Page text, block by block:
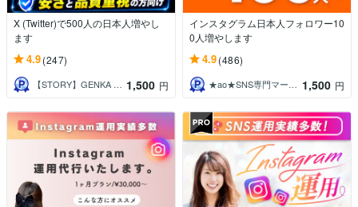
X (Twitter)で500人の日本人増やし
ます
4.9(247)
【STORY】GENKA Shop 1,500 円
インスタグラム日本人フォロワー10
0人増やします
4.9(486)
★ao★SNS専門マーケター 1,500 円